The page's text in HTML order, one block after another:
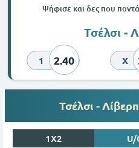
Ψήφισε και δες που
Τσέλσι -
1 2.40 X
Τσέλσι -
1X2 U/